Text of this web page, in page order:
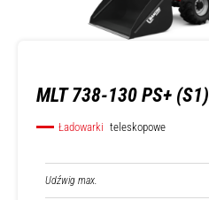
MLT 738-130 PS+ (S1)
Ładowarki teleskopowe
Udźwig max.